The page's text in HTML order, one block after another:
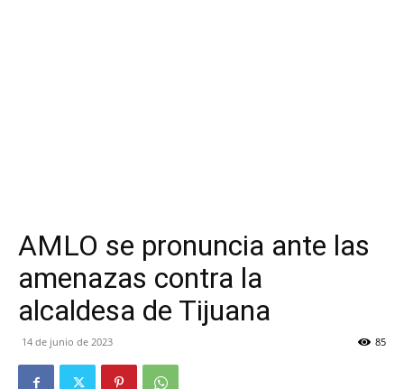
AMLO se pronuncia ante las
amenazas contra la
alcaldesa de Tijuana
14 de junio de 2023 85